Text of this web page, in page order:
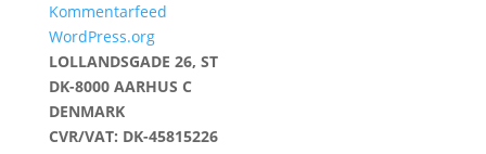
Kommentarfeed
WordPress.org
LOLLANDSGADE 26, ST
DK-8000 AARHUS C
DENMARK
CVR/VAT: DK-45815226